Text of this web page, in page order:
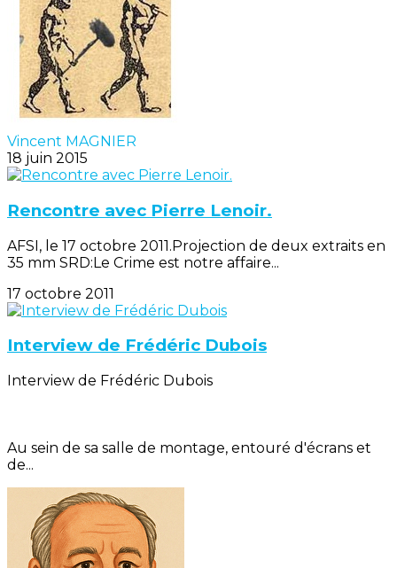
Vincent MAGNIER
18 juin 2015
Rencontre avec Pierre Lenoir.
AFSI, le 17 octobre 2011.Projection de deux extraits en
35 mm SRD:Le Crime est notre affaire...
17 octobre 2011
Interview de Frédéric Dubois
Interview de Frédéric Dubois
Au sein de sa salle de montage, entouré d'écrans et
de...